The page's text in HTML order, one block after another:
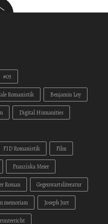
#05
Romanistik Benjamin Loy
Digital Humanities
FID Romanistik Film
Franziska Meier
Roman Gegenwartsliteratur
memoriam Joseph Jurt